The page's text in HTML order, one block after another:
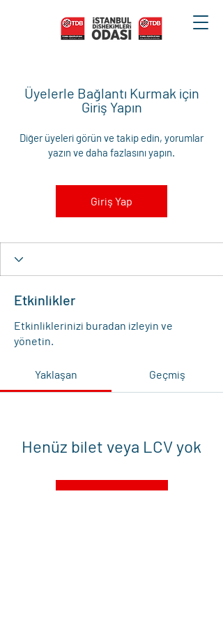
Üyelerle Bağlantı Kurmak için
Giriş Yapın
Diğer üyeleri görün ve takip edin, yorumlar
yazın ve daha fazlasını yapın.
Giriş Yap
Etkinlikler
Etkinliklerinizi buradan izleyin ve
yönetin.
Yaklaşan Geçmiş
Henüz bilet veya LCV yok
Etkinliklere Göz At